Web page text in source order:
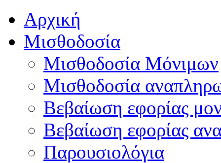
Αρχική
Μισθοδοσία
Μισθοδοσία Μόνιμων
Μισθοδοσία
Βεβαίωση εφορίας
Βεβαίωση εφορίας
Παρουσιολόγια